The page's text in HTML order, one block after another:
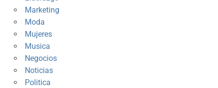
Marketing
Moda
Mujeres
Musica
Negocios
Noticias
Politica